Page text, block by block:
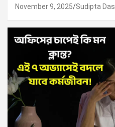
November 9, 2025 Sudipta Das